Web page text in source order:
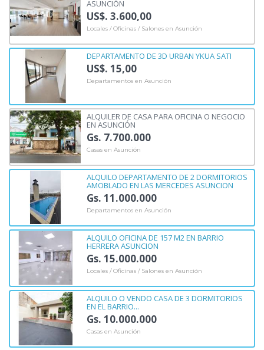
ASUNCIÓN
US$. 3.600,00
Locales / Oficinas / Salones en Asunción
DEPARTAMENTO DE 3D URBAN YKUA SATI
US$. 15,00
Departamentos en Asunción
ALQUILER DE CASA PARA OFICINA O NEGOCIO
EN ASUNCIÓN
Gs. 7.700.000
Casas en Asunción
ALQUILO DEPARTAMENTO DE 2 DORMITORIOS
AMOBLADO EN LAS MERCEDES ASUNCION
Gs. 11.000.000
Departamentos en Asunción
ALQUILO OFICINA DE 157 M2 EN BARRIO
HERRERA ASUNCION
Gs. 15.000.000
Locales / Oficinas / Salones en Asunción
ALQUILO O VENDO CASA DE 3 DORMITORIOS
EN EL BARRIO...
Gs. 10.000.000
Casas en Asunción